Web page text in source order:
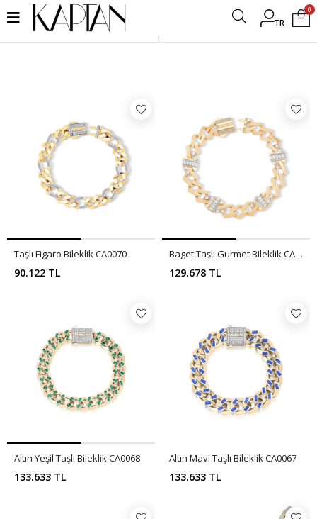
TR
0
Filtrele
Taşlı Figaro Bileklik CA0070
90.122 TL
Baget Taşlı Gurmet Bileklik CA0069
129.678 TL
Altın Yeşil Taşlı Bileklik CA0068
133.633 TL
Altın Mavi Taşlı Bileklik CA0067
133.633 TL